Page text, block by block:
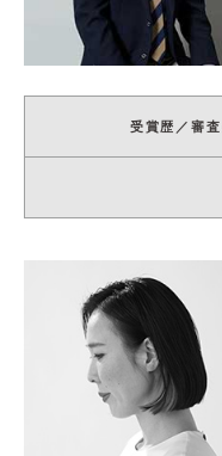
受賞歴／審